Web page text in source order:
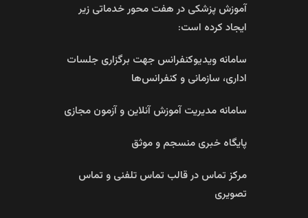
آموزش پزشکی در هفت محور خدماتی زیر
ایجاد کرده است:
سامانه ویدیوکنفرانس جهت برگزاری جلسات
اداری، سازمانی و کنفرانس‌ها
سامانه مدیریت آموزش آنلاین و آزمون مجازی
پایگاه خبری منسجم و موثق
مرکز تماس در قالب تماس تلفنی و تماس
تصویری